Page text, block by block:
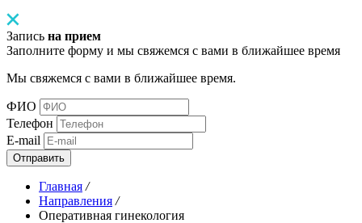
Запись на прием
Заполните форму и мы свяжемся с вами в ближайшее время
Мы свяжемся с вами в ближайшее время.
ФИО
Телефон
E-mail
Отправить
Главная /
Направления /
Оперативная гинекология